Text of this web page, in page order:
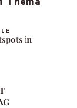
Thema
in